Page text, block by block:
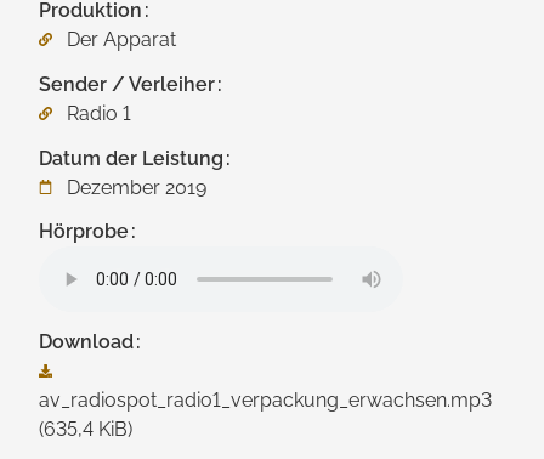
Produktion
Der Apparat
Sender / Verleiher
Radio 1
Datum der Leistung
Dezember 2019
Hörprobe
Download
av_radiospot_radio1_verpackung_erwachsen.mp3
(635,4 KiB)